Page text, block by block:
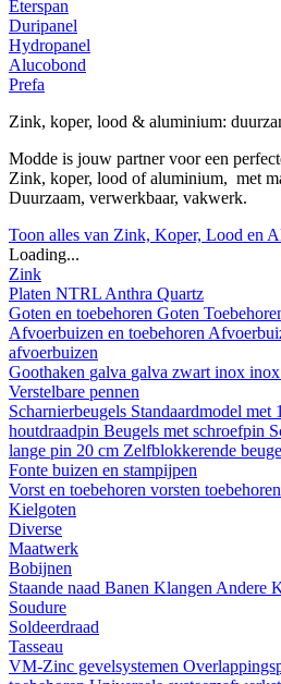
Eterspan
Duripanel
Hydropanel
Alucobond
Prefa
Zink, koper, lood & aluminium:
Modde is jouw partner voor een
Zink, koper, lood of aluminium, met
Duurzaam, verwerkbaar, vakwerk.
Toon alles van Zink, Koper, Lood en
Loading...
Zink
Platen NTRL Anthra Quartz
Goten en toebehoren Goten
Afvoerbuizen en toebehoren
afvoerbuizen
Goothaken galva galva zwart inox
Verstelbare pennen
Scharnierbeugels Standaardmodel met
houtdraadpin Beugels met schroefpin
lange pin 20 cm Zelfblokkerende
Fonte buizen en stampijpen
Vorst en toebehoren vorsten toebehoren
Kielgoten
Diverse
Maatwerk
Bobijnen
Staande naad Banen Klangen Andere
Soudure
Soldeerdraad
Tasseau
VM-Zinc gevelsystemen